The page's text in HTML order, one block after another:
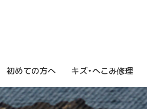
初めての方へ キズ・へこみ修理